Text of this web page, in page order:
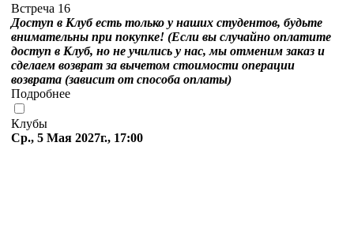
Встреча 16
Доступ в Клуб есть только у наших студентов, будьте
внимательны при покупке! (Если вы случайно оплатите
доступ в Клуб, но не учились у нас, мы отменим заказ и
сделаем возврат за вычетом стоимости операции
возврата (зависит от способа оплаты)
Подробнее
Клубы
Ср., 5 Мая 2027г., 17:00